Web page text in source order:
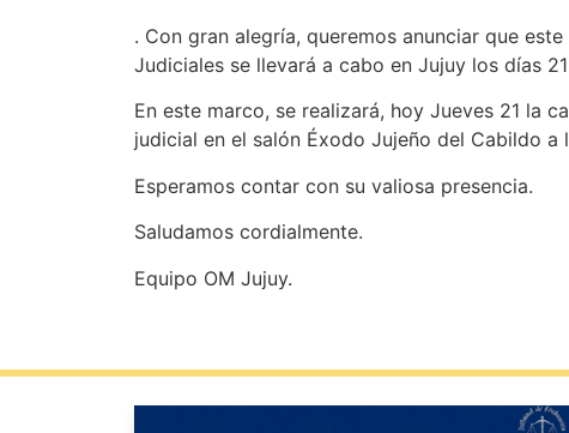
. Con gran alegría, queremos anunciar que
Judiciales se llevará a cabo en Jujuy los días
En este marco, se realizará, hoy Jueves 21 la
judicial en el salón Éxodo Jujeño del Cabildo a
Esperamos contar con su valiosa presencia.
Saludamos cordialmente.
Equipo OM Jujuy.